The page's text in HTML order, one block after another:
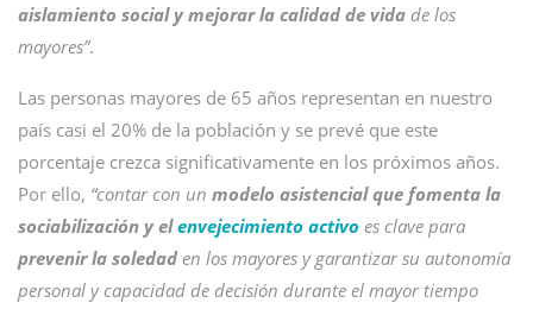
aislamiento social y mejorar la calidad de vida de los
mayores”.
Las personas mayores de 65 años representan en nuestro
país casi el 20% de la población y se prevé que este
porcentaje crezca significativamente en los próximos años.
Por ello, “contar con un modelo asistencial que fomenta la
sociabilización y elenvejecimiento activo es clave para
prevenir la soledaden los mayores y garantizar su autonomía
personal y capacidad de decisión durante el mayor tiempo